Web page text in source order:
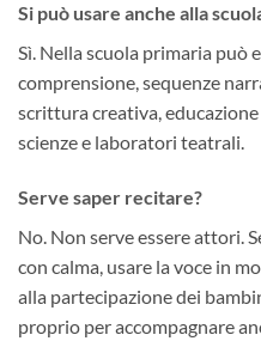
Si può usare anche alla
Sì. Nella scuola primaria può
comprensione, sequenze
scrittura creativa,
scienze e laboratori teatrali.
Serve saper recitare?
No. Non serve essere attori.
con calma, usare la voce in
alla partecipazione dei
proprio per accompagnare